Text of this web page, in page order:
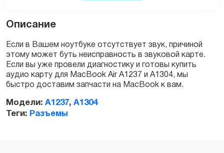
Описание
Если в Вашем ноутбуке отсутствует звук, причиной
этому может буть неисправность в звуковой карте.
Если вы уже провели диагностику и готовы купить
аудио карту для MacBook Air A1237 и A1304, мы
быстро доставим запчасти на MacBook к вам.
Модели: A1237, A1304
Теги: Разъемы